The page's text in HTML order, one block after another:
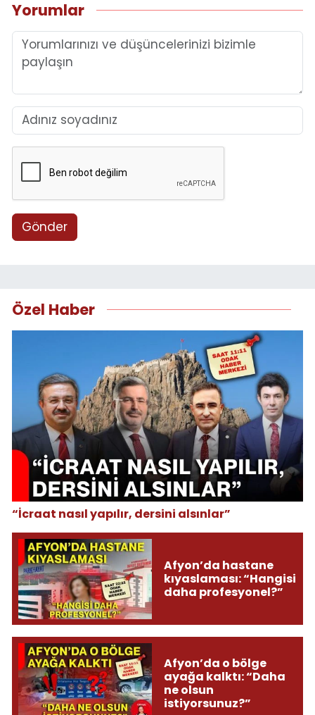
Yorumlar
Gönder
Özel Haber
“İcraat nasıl yapılır, dersini alsınlar”
Afyon’da hastane
kıyaslaması: “Hangisi
daha profesyonel?”
Afyon’da o bölge
ayağa kalktı: “Daha
ne olsun
istiyorsunuz?”